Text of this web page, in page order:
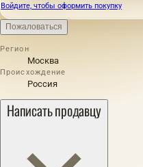
Войдите, чтобы оформить покупку
Пожаловаться
Регион
Москва
Происхождение
Россия
Написать продавцу